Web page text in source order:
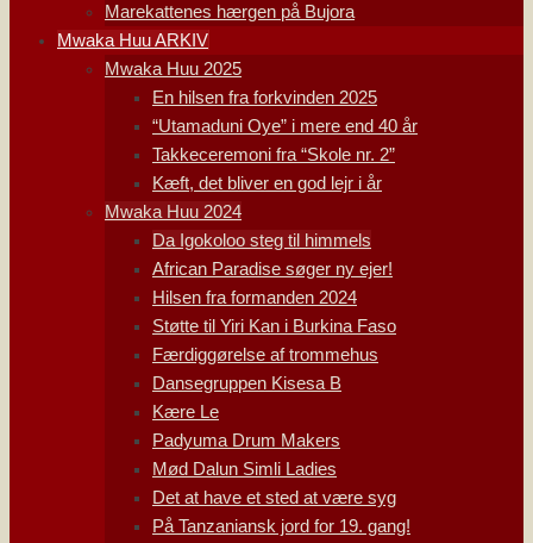
Marekattenes hærgen på Bujora
Mwaka Huu ARKIV
Mwaka Huu 2025
En hilsen fra forkvinden 2025
“Utamaduni Oye” i mere end 40 år
Takkeceremoni fra “Skole nr. 2”
Kæft, det bliver en god lejr i år
Mwaka Huu 2024
Da Igokoloo steg til himmels
African Paradise søger ny ejer!
Hilsen fra formanden 2024
Støtte til Yiri Kan i Burkina Faso
Færdiggørelse af trommehus
Dansegruppen Kisesa B
Kære Le
Padyuma Drum Makers
Mød Dalun Simli Ladies
Det at have et sted at være syg
På Tanzaniansk jord for 19. gang!